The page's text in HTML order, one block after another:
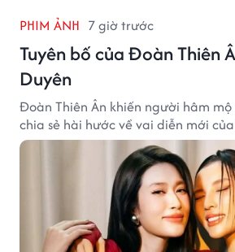
PHIM ẢNH 7 giờ trước
Tuyên bố của Đoàn Thiên
Duyên
Đoàn Thiên Ân khiến người hâm
chia sẻ hài hước về vai diễn mới